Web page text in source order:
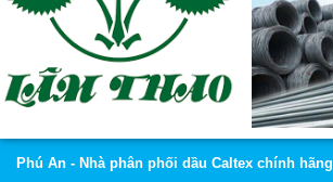
Phú An - Nhà phân phối dầu Caltex chính hãng